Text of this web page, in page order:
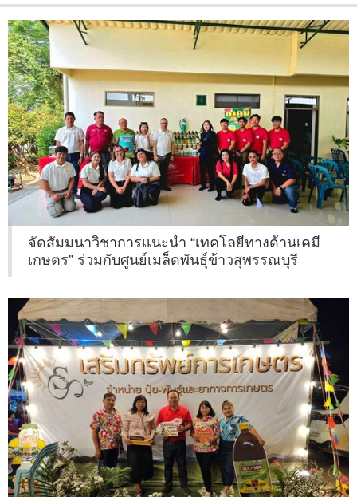
จัดสัมมนาวิชาการเเนะนำ “เทคโลยีทางด้านเคมี
เกษตร” ร่วมกับศูนย์เมล็ดพันธุ์ข้าวสุพรรณบุรี